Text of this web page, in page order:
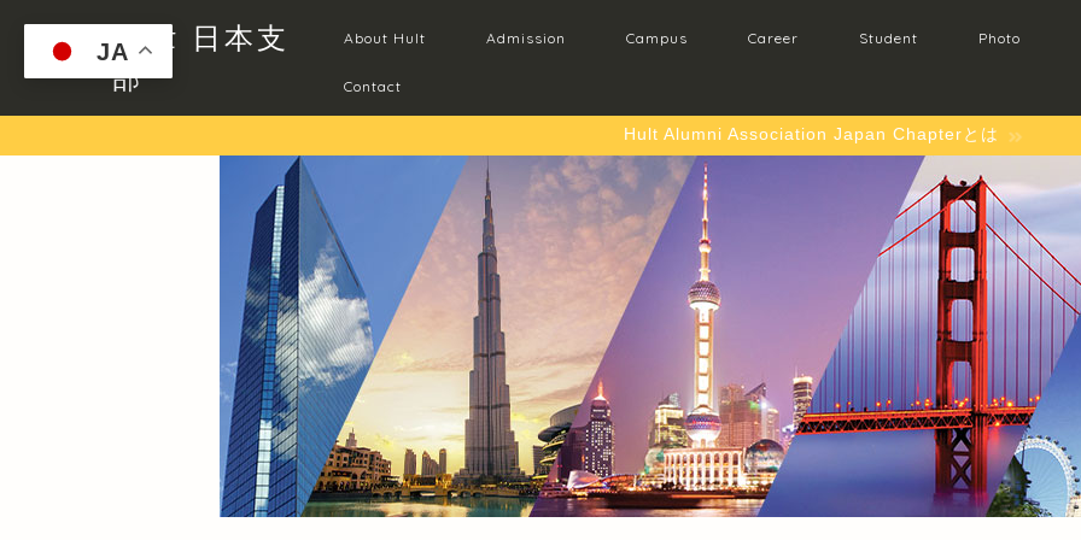
Hult 日本支
部
About Hult Admission Campus Career Student Photo
Contact
Hult Alumni Association Japan Chapterとは
JA